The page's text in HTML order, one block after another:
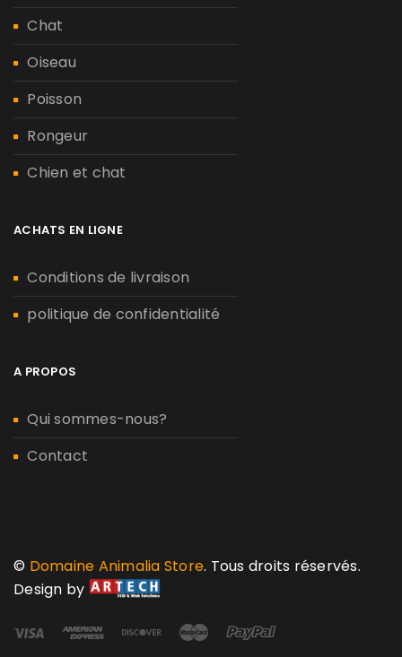
Chat
Oiseau
Poisson
Rongeur
Chien et chat
ACHATS EN LIGNE
Conditions de livraison
politique de confidentialité
A PROPOS
Qui sommes-nous?
Contact
© Domaine Animalia Store. Tous droits réservés.
Design by